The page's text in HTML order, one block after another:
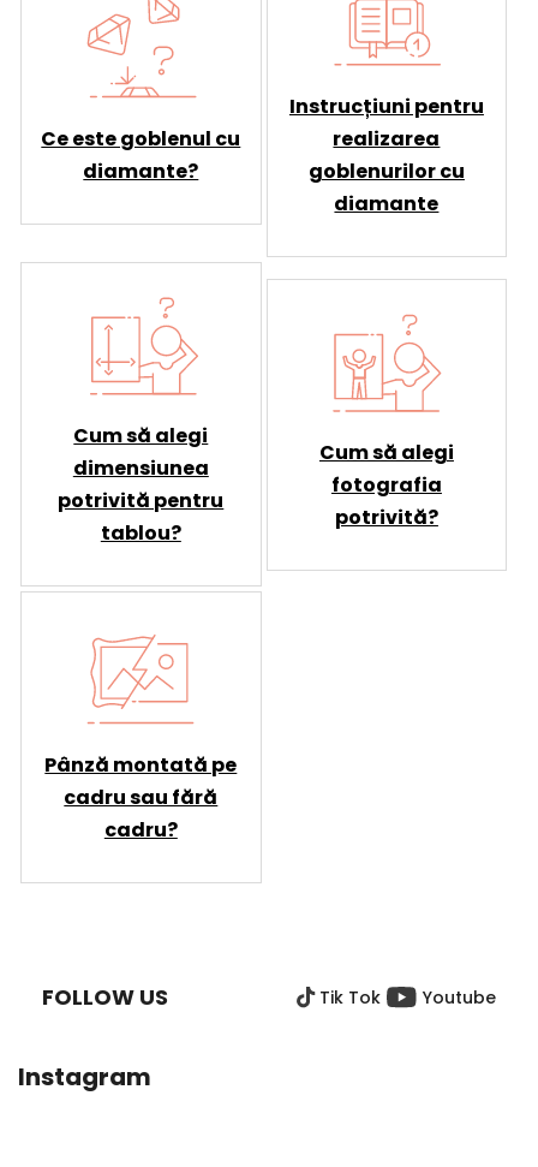
Ce este goblenul cu
diamante?
Instrucțiuni pentru
realizarea
goblenurilor cu
diamante
Cum să alegi
dimensiunea
potrivită pentru
tablou?
Cum să alegi
fotografia
potrivită?
Pânză montată pe
cadru sau fără
cadru?
FOLLOW US Tik Tok Youtube
Instagram